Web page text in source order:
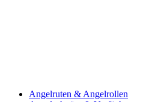
Angelruten & Angelrollen